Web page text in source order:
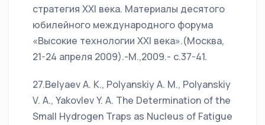
стратегия XXI века. Материалы десятого
юбилейного международного форума
«Высокие технологии XXI века».(Москва,
21-24 апреля 2009).-М.,2009.- с.37-41.
27.Belyaev A. K., Polyanskiy A. M., Polyanskiy
V. A., Yakovlev Y. A. The Determination of the
Small Hydrogen Traps as Nucleus of Fatigue